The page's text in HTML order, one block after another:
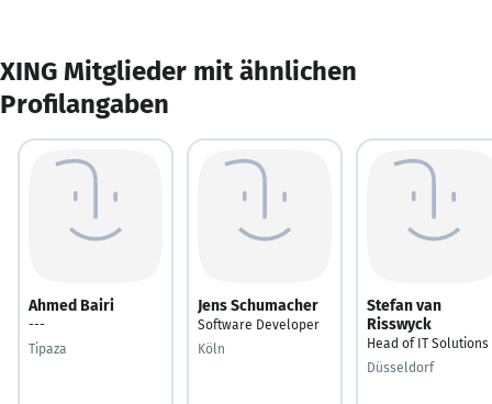
XING Mitglieder mit ähnlichen
Profilangaben
Ahmed Bairi
---
Tipaza
Jens Schumacher
Software Developer
Köln
Stefan van
Risswyck
Head of IT Solutions
Düsseldorf